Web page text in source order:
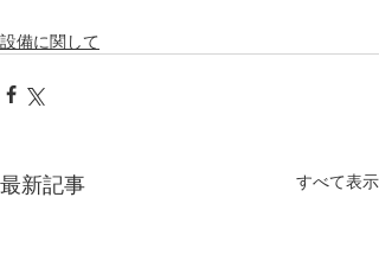
設備に関して
最新記事 すべて表示